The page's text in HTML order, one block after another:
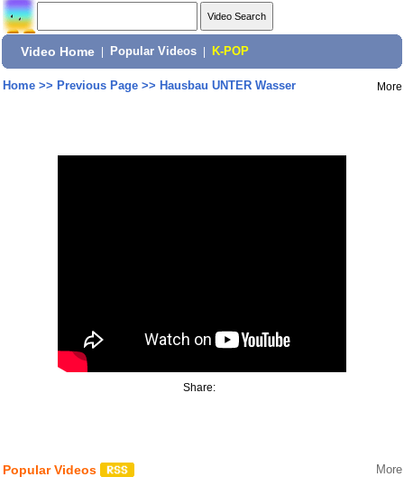
Video Home Popular Videos K-POP
Home>> Previous Page>> Hausbau UNTER Wasser More
Share:
Popular Videos More